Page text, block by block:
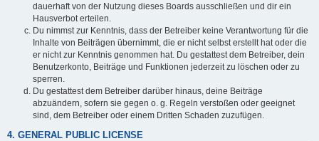
dauerhaft von der Nutzung dieses Boards ausschließen und dir ein
Hausverbot erteilen.
Du nimmst zur Kenntnis, dass der Betreiber keine Verantwortung für die
Inhalte von Beiträgen übernimmt, die er nicht selbst erstellt hat oder die
er nicht zur Kenntnis genommen hat. Du gestattest dem Betreiber, dein
Benutzerkonto, Beiträge und Funktionen jederzeit zu löschen oder zu
sperren.
Du gestattest dem Betreiber darüber hinaus, deine Beiträge
abzuändern, sofern sie gegen o. g. Regeln verstoßen oder geeignet
sind, dem Betreiber oder einem Dritten Schaden zuzufügen.
4. GENERAL PUBLIC LICENSE